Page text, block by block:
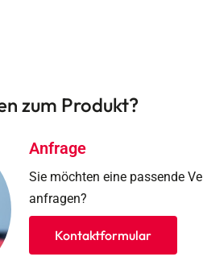
zum Produkt?
Anfrage
Sie möchten eine passende
anfragen?
Kontaktformular